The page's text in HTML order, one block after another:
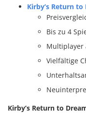
Kirby’s Return
Bis zu 4
Multiplayer
Vielfältige
Kirby’s Return to